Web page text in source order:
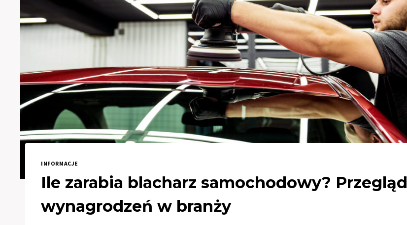
INFORMACJE
Ile zarabia blacharz samochodowy? Przegląd
wynagrodzeń w branży